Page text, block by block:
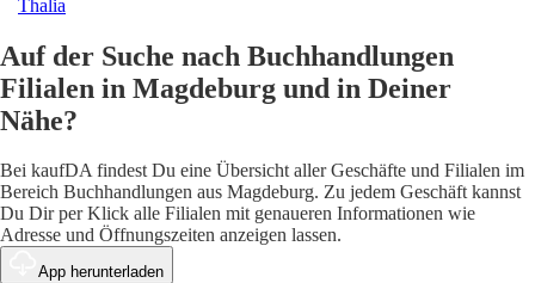
Thalia
Auf der Suche nach Buchhandlungen
Filialen in Magdeburg und in Deiner
Nähe?
Bei kaufDA findest Du eine Übersicht aller Geschäfte und Filialen im
Bereich Buchhandlungen aus Magdeburg. Zu jedem Geschäft kannst
Du Dir per Klick alle Filialen mit genaueren Informationen wie
Adresse und Öffnungszeiten anzeigen lassen.
App herunterladen